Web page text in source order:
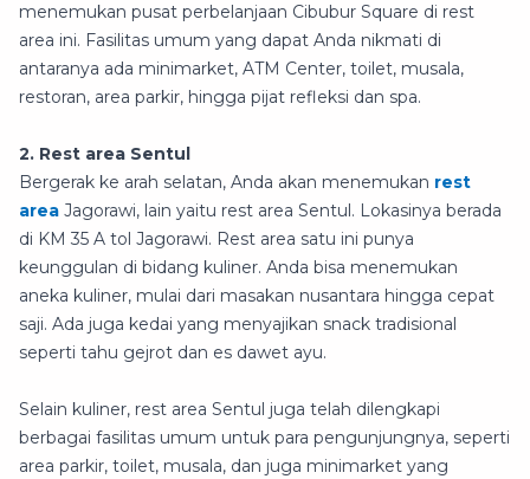
menemukan pusat perbelanjaan Cibubur Square di rest
area ini. Fasilitas umum yang dapat Anda nikmati di
antaranya ada minimarket, ATM Center, toilet, musala,
restoran, area parkir, hingga pijat refleksi dan spa.
2. Rest area Sentul
Bergerak ke arah selatan, Anda akan menemukan rest
area Jagorawi, lain yaitu rest area Sentul. Lokasinya berada
di KM 35 A tol Jagorawi. Rest area satu ini punya
keunggulan di bidang kuliner. Anda bisa menemukan
aneka kuliner, mulai dari masakan nusantara hingga cepat
saji. Ada juga kedai yang menyajikan snack tradisional
seperti tahu gejrot dan es dawet ayu.
Selain kuliner, rest area Sentul juga telah dilengkapi
berbagai fasilitas umum untuk para pengunjungnya, seperti
area parkir, toilet, musala, dan juga minimarket yang